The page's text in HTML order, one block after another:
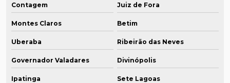
Contagem Juiz de Fora
Montes Claros Betim
Uberaba Ribeirão das Neves
Governador Valadares Divinópolis
Ipatinga Sete Lagoas